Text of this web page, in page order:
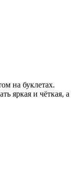
на буклетах.
яркая и чёткая, а